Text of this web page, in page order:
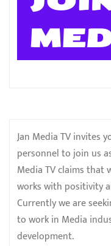
Jan Media TV invites
personnel to join us
Media TV claims that
works with positivity
Currently we are
to work in Media
development.